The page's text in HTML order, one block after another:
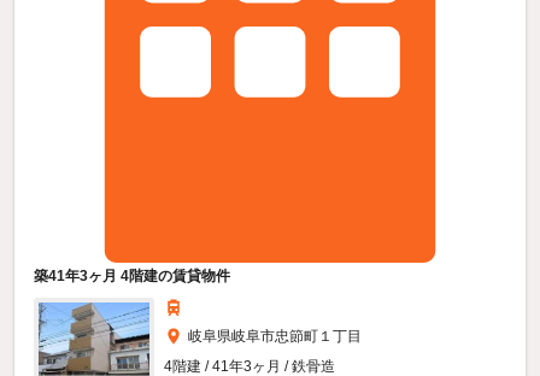
築41年3ヶ月 4階建の賃貸物件
岐阜県岐阜市忠節町１丁目
4階建 / 41年3ヶ月 / 鉄骨造